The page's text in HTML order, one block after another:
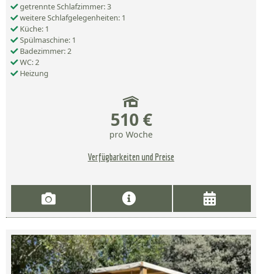
getrennte Schlafzimmer: 3
weitere Schlafgelegenheiten: 1
Küche: 1
Spülmaschine: 1
Badezimmer: 2
WC: 2
Heizung
510 €
pro Woche
Verfügbarkeiten und Preise